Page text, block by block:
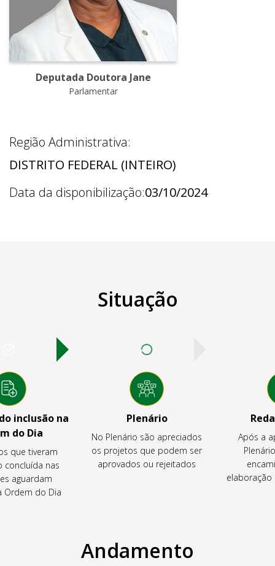
Deputada Doutora Jane
Parlamentar
Região Administrativa:
DISTRITO FEDERAL (INTEIRO)
Data da disponibilização:03/10/2024
Situação
inclusão na
do Dia
que tiveram
concluída nas
aguardam
Ordem do Dia
Plenário
No Plenário são apreciados
os projetos que podem ser
aprovados ou rejeitados
Após a
elaboração
Andamento